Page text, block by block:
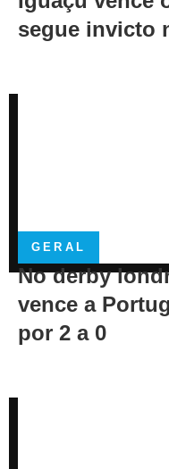
segue invicto
GERAL
No derby
vence a
por 2 a 0